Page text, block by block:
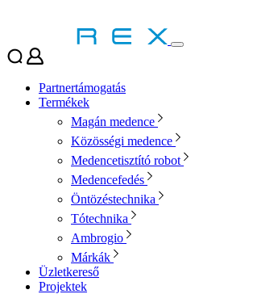
Partnertámogatás
Termékek
Magán medence
Közösségi medence
Medencetisztító robot
Medencefedés
Öntözéstechnika
Tótechnika
Ambrogio
Márkák
Üzletkereső
Projektek